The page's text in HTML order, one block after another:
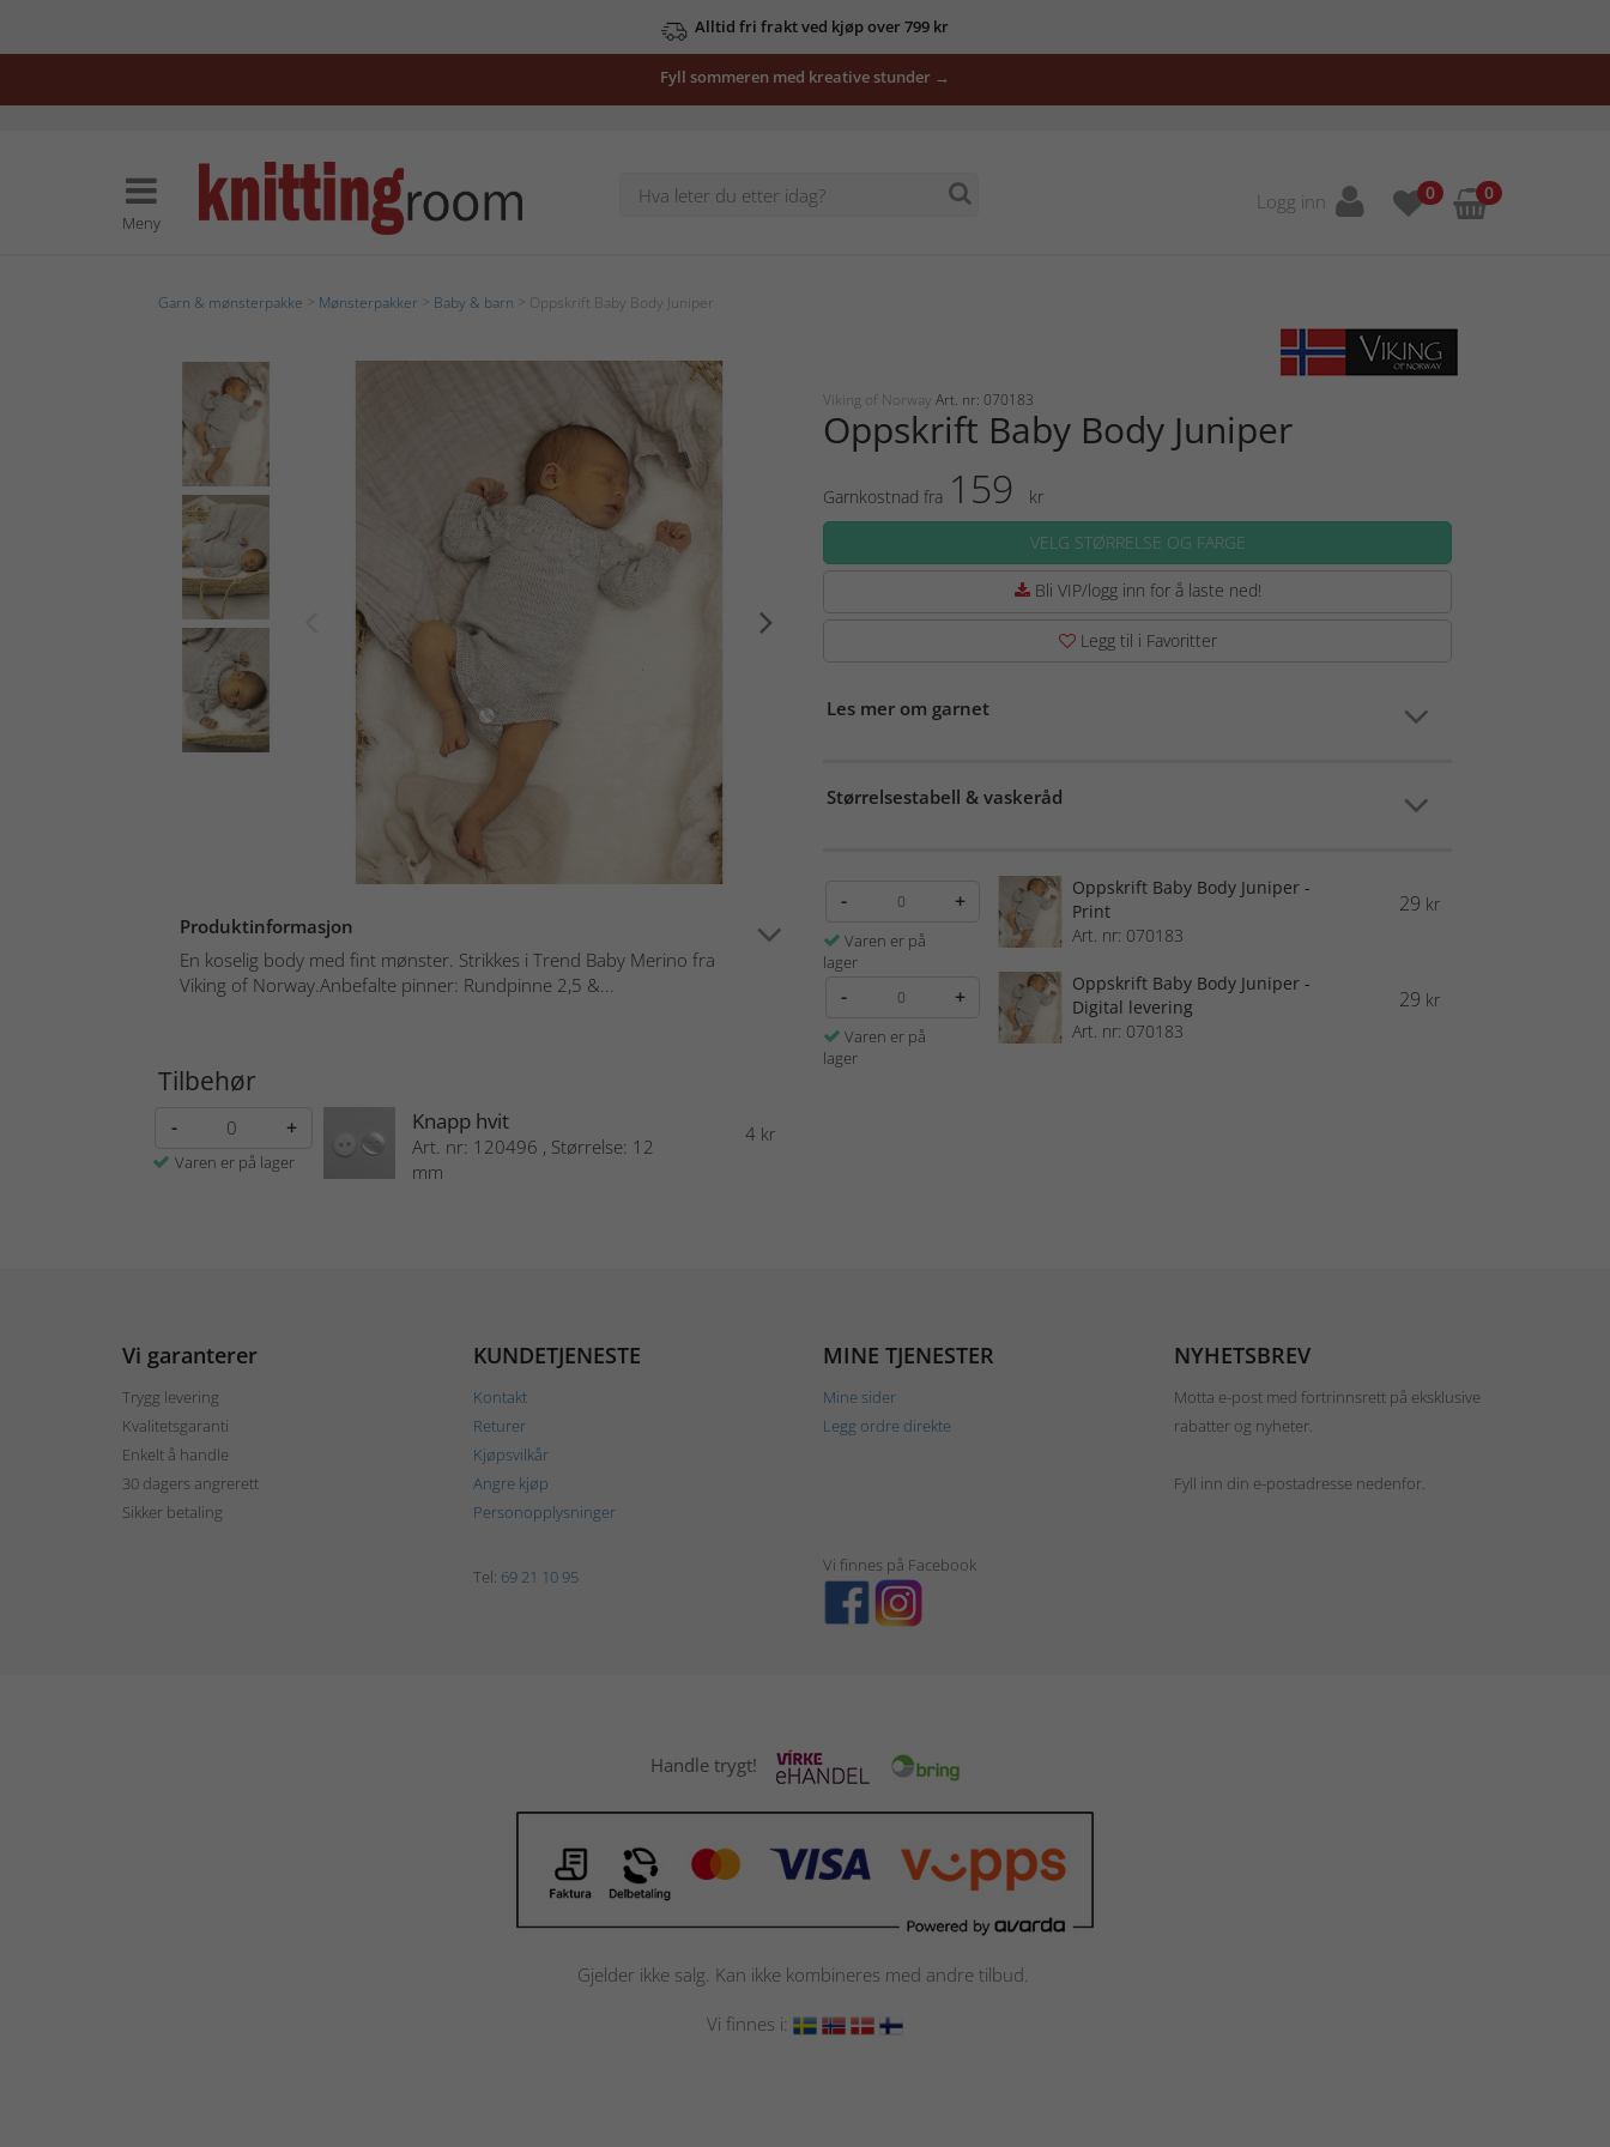
Alltid fri frakt ved kjøp over 799 kr
Fyll sommeren med kreative stunder →
Meny
Logg inn 0 0
Garn & mønsterpakke Mønsterpakker Baby & barn > Oppskrift Baby Body Juniper
Produktinformasjon
En koselig body med fint mønster. Strikkes i Trend Baby Merino fra
Viking of Norway.Anbefalte pinner: Rundpinne 2,5 &...
Viking of Norway Art. nr: 070183
Oppskrift Baby Body Juniper
Garnkostnad fra 159
kr
VELG STØRRELSE OG FARGE
Bli VIP/logg inn for å laste ned!
Legg til i Favoritter
Les mer om garnet
Størrelsestabell & vaskeråd
- +
Varen er på
lager
Oppskrift Baby Body Juniper -
Print
Art. nr: 070183
29 kr
- +
Varen er på
lager
Oppskrift Baby Body Juniper -
Digital levering
Art. nr: 070183
29 kr
Tilbehør
- +
Varen er på lager
Knapp hvit
Art. nr: 120496 , Størrelse: 12
mm
4 kr
Vi garanterer
Trygg levering
Kvalitetsgaranti
Enkelt å handle
30 dagers angrerett
Sikker betaling
KUNDETJENESTE
Kontakt
Returer
Kjøpsvilkår
Angre kjøp
Personopplysninger
MINE TJENESTER
Mine sider
Legg ordre direkte
NYHETSBREV
Motta e-post med fortrinnsrett på eksklusive
rabatter og nyheter.
Fyll inn din e-postadresse nedenfor.
Tel: 69 21 10 95
Vi finnes på Facebook
Handle trygt!
Gjelder ikke salg. Kan ikke kombineres med andre tilbud.
Vi finnes i: